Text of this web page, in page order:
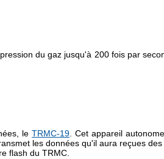
du gaz jusqu'à 200 fois par
leTRMC-19. Cet appareil
les données qu'il aura reçues
flash du TRMC.